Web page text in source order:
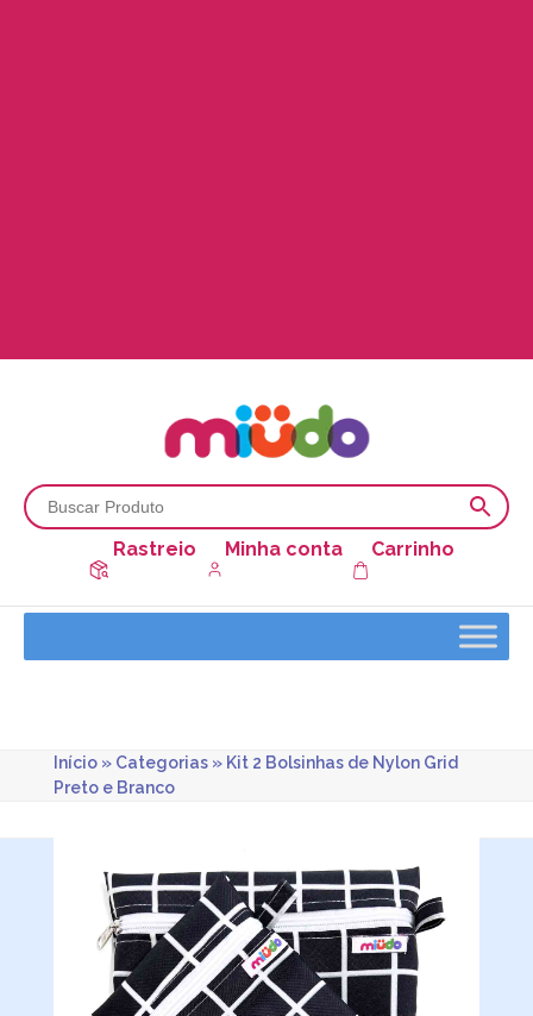
Rastreio Minha conta Carrinho
Início» Categorias» Kit 2 Bolsinhas de Nylon Grid
Preto e Branco